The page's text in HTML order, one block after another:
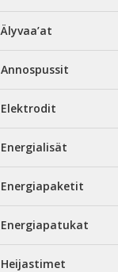
Älyvaa’at
Annospussit
Elektrodit
Energialisät
Energiapaketit
Energiapatukat
Heijastimet